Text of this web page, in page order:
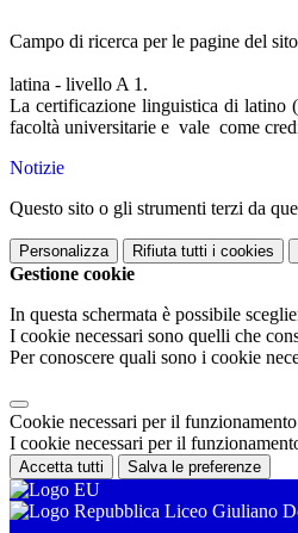
Campo di ricerca per le pagine del sito
latina - livello A 1.
La certificazione linguistica di latino
facoltà universitarie e vale come
Notizie
Questo sito o gli strumenti terzi da
Personalizza Rifiuta tutti i cookies
Gestione cookie
In questa schermata è possibile
I cookie necessari sono quelli che
Per conoscere quali sono i cookie
Cookie necessari per il funzionamento
I cookie necessari per il
Accetta tutti Salva le preferenze
Liceo Giuliano